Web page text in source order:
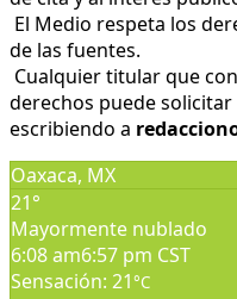
El Medio respeta los
de las fuentes.
Cualquier titular que
derechos puede
escribiendo a
Oaxaca, MX
21°
Mayormente nublado
6:08 am6:57 pm CST
Sensación: 21°C